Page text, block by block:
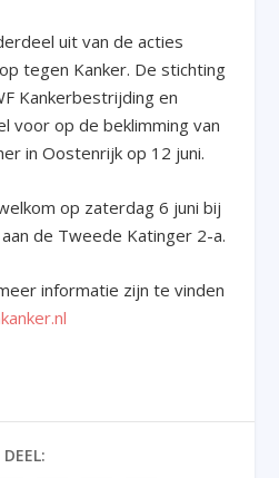
uit van de acties
tegen Kanker. De stichting
Kankerbestrijding en
voor op de beklimming van
in Oostenrijk op 12 juni.
op zaterdag 6 juni bij
de Tweede Katinger 2-a.
informatie zijn te vinden
DEEL: